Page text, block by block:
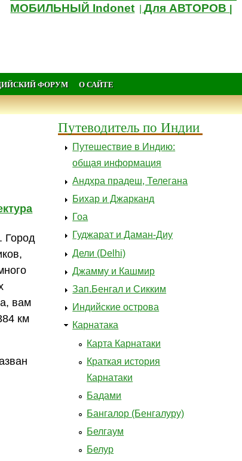
МОБИЛЬНЫЙ Indonet |Для АВТОРОВ
ФОРУМ О САЙТЕ
Город
вам
км
Путеводитель по Индии
Путешествие в Индию:
общая информация
Андхра прадеш, Телегана
Бихар и Джарканд
Гоа
Гуджарат и Даман-Диу
Дели (Delhi)
Джамму и Кашмир
Зап.Бенгал и Сикким
Индийские острова
Карнатака
Карта Карнатаки
Краткая история
Карнатаки
Бадами
Бангалор (Бенгалуру)
Белгаум
Белур